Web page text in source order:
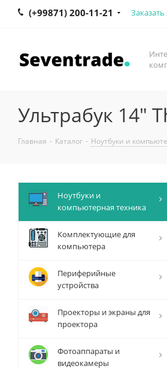
(+99871) 200-11-21
Ультрабук 14"
Главная - Каталог - Ноутбуки и
Ноутбуки и
компьютерная техника
Комплектующие для
компьютера
Периферийные
устройства
Проекторы и экраны для
проектора
Фотоаппараты и
видеокамеры